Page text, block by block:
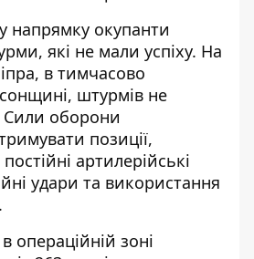
напрямку окупанти
які не мали успіху. На
в тимчасово
штурмів не
Сили оборони
позиції,
артилерійські
удари та використання
операційній зоні